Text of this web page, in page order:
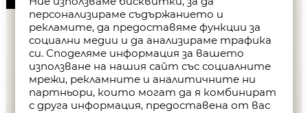
персонализираме съдържанието и
рекламите, да предоставяме функции за
социални медии и да анализираме трафика
си. Споделяме информация за вашето
използване на нашия сайт със социалните
мрежи, рекламните и аналитичните ни
партньори, които могат да я комбинират
с друга информация, предоставена от вас